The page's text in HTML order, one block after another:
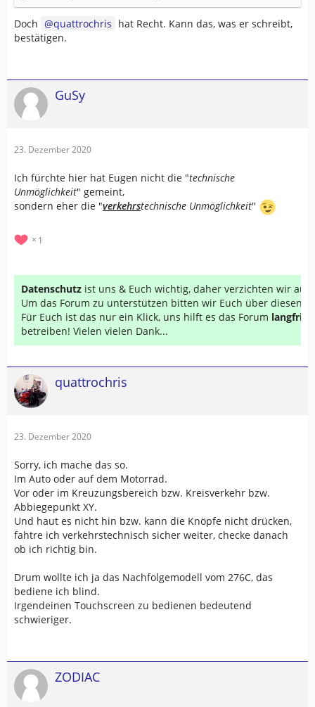
Doch quattrochris hat Recht. Kann das, was er schreibt,
bestätigen.
GuSy
23. Dezember 2020
Ich fürchte hier hat Eugen nicht die "technische
Unmöglichkeit" gemeint,
sondern eher die "verkehrstechnische Unmöglichkeit"
1
Datenschutz ist uns & Euch wichtig, daher verzichten wir auf
Um das Forum zu unterstützen bitten wir Euch über diesen
Für Euch ist das nur ein Klick, uns hilft es das Forum
betreiben! Vielen vielen Dank...
quattrochris
23. Dezember 2020
Sorry, ich mache das so.
Im Auto oder auf dem Motorrad.
Vor oder im Kreuzungsbereich bzw. Kreisverkehr bzw.
Abbiegepunkt XY.
Und haut es nicht hin bzw. kann die Knöpfe nicht drücken,
fahtre ich verkehrstechnisch sicher weiter, checke danach
ob ich richtig bin.
Drum wollte ich ja das Nachfolgemodell vom 276C, das
bediene ich blind.
Irgendeinen Touchscreen zu bedienen bedeutend
schwieriger.
ZODIAC